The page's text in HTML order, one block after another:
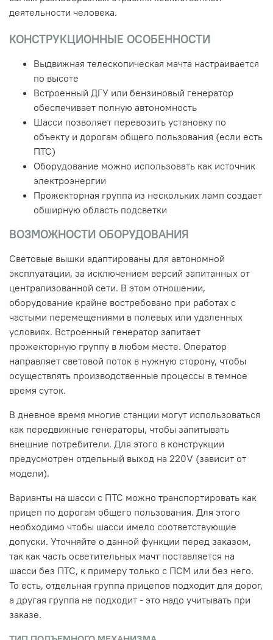
деятельности человека.
КОНСТРУКЦИОННЫЕ ОСОБЕННОСТИ
Выдвижная телескопическая мачта настраивается
по высоте
Встроенный ДГУ или бензиновый генератор
обеспечивает полную автономность
Шасси позволяет перевозить установку по
объекту и дорогам общего пользования (если есть
ПТС)
Оборудование можно использовать как источник
электроэнергии
Прожекторная группа из нескольких ламп создает
обширную область подсветки
ВОЗМОЖНОСТИ ОБОРУДОВАНИЯ
Световые вышки адаптированы для автономной
эксплуатации, за исключением версий запитанных от
централизованной сети. В этом отношении,
оборудование крайне востребовано при работах с
частыми перемещениями в полевых или удаленных
условиях. Встроенный генератор запитает
прожекторную группу в любом месте. Оператор
направляет световой поток в нужную сторону, чтобы
осуществлять производственные процессы в темное
время суток.
В дневное время многие станции могут использоваться
как передвижные генераторы, чтобы запитывать
внешние потребители. Для этого в конструкции
предусмотрен отдельный выход на 220V (зависит от
модели).
Варианты на шасси с ПТС можно транспортировать как
прицеп по дорогам общего пользования. Для этого
необходимо чтобы шасси имело соответствующие
допуски. Уточняйте о данной функции перед заказом,
так как часть осветительных мачт поставляется на
шасси без ПТС, к примеру только с ПСМ или без него.
То есть, отдельная группа прицепов подходит для дорог,
а другая группа не подходит - это надо учитывать при
заказе.